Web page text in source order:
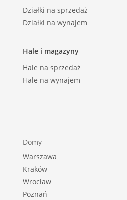
Działki na sprzedaż
Działki na wynajem
Hale i magazyny
Hale na sprzedaż
Hale na wynajem
Domy
Warszawa
Kraków
Wrocław
Poznań